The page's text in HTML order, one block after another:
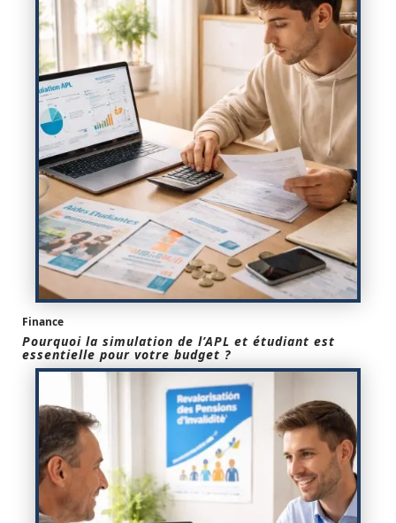
Finance
Pourquoi la simulation de l’APL et étudiant est
essentielle pour votre budget ?